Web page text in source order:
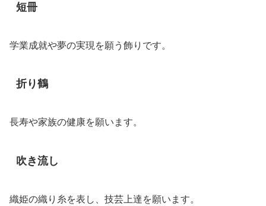
短冊
学業成就や夢の実現を願う飾りです。
折り鶴
長寿や家族の健康を願います。
吹き流し
織姫の織り糸を表し、技芸上達を願います。